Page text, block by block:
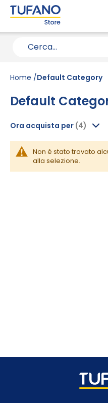
Home Default Category
Default
Non è stato trovato
alla selezione.
Ora acquista per